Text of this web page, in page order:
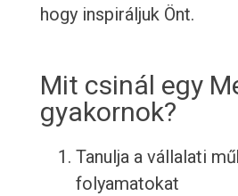
hogy inspiráljuk Önt.
Mit csinál egy
gyakornok?
Tanulja a vállalati
folyamatokat